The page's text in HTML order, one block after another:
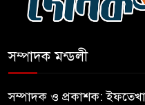
সম্পাদক মন্ডলী
সম্পাদক ও প্রকাশক: